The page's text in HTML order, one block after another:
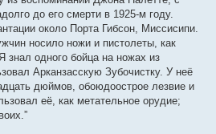
до его смерти в 1925-м году.
около Порта Гибсон, Миссисипи.
носило ножи и пистолеты, как
одного бойца на ножах из
Арканзасскую Зубочистку. У неё
дюймов, обоюдоострое лезвие и
её, как метательное орудие;